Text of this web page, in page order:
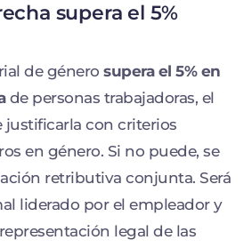
supera el 5%
de género supera el 5% en
de personas trabajadoras, el
justificarla con criterios
en género. Si no puede, se
retributiva conjunta. Será
liderado por el empleador y
legal de las